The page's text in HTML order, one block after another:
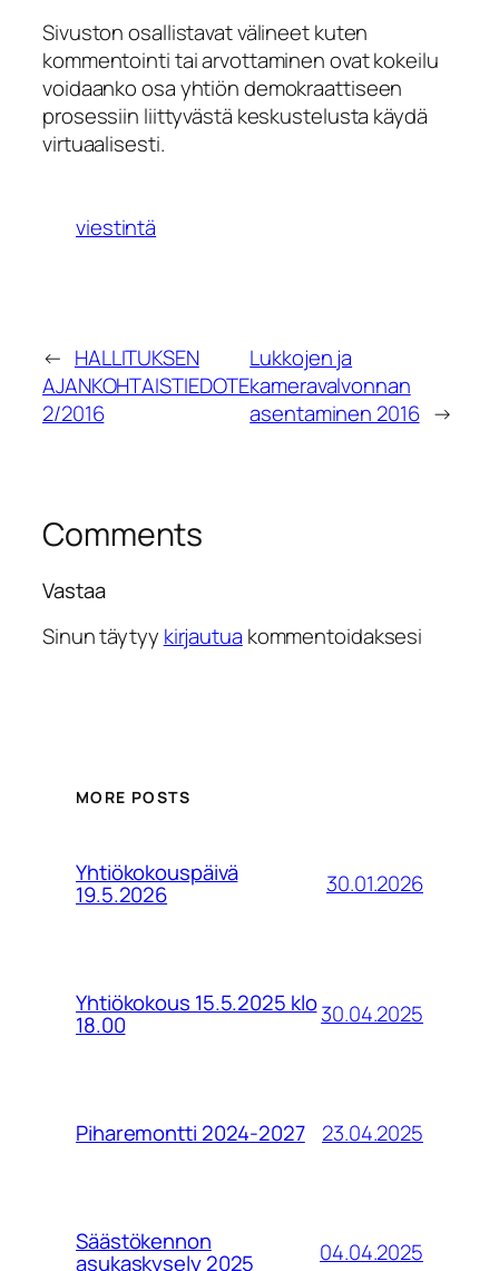
Sivuston osallistavat välineet kuten
kommentointi tai arvottaminen ovat kokeilu
voidaanko osa yhtiön demokraattiseen
prosessiin liittyvästä keskustelusta käydä
virtuaalisesti.
viestintä
← HALLITUKSEN
AJANKOHTAISTIEDOTE
2/2016
Lukkojen ja
kameravalvonnan
asentaminen 2016 →
Comments
Vastaa
Sinun täytyy kirjautua kommentoidaksesi
MORE POSTS
Yhtiökokouspäivä
19.5.2026 30.01.2026
Yhtiökokous 15.5.2025 klo
18.00 30.04.2025
Piharemontti 2024-2027 23.04.2025
Säästökennon
asukaskysely 2025 04.04.2025